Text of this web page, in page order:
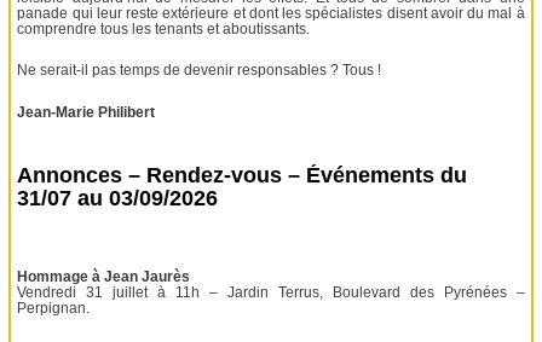
panade qui leur reste extérieure et dont les spécialistes disent avoir du mal à
comprendre tous les tenants et aboutissants.
Ne serait-il pas temps de devenir responsables ? Tous !
Jean-Marie Philibert
Annonces – Rendez-vous – Événements du
31/07 au 03/09/2026
Hommage à Jean Jaurès
Vendredi 31 juillet à 11h – Jardin Terrus, Boulevard des Pyrénées –
Perpignan.